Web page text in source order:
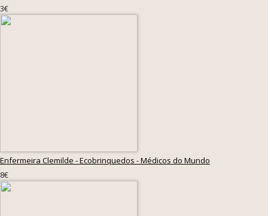
3€
Enfermeira Clemilde - Ecobrinquedos - Médicos do Mundo
8€